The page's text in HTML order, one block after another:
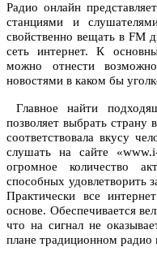
Радио онлайн
станциями и
свойственно вещать в FM
сеть интернет. К
можно отнести
новостями в каком бы
Главное найти
позволяет выбрать страну
соответствовала вкусу
слушать на сайте
огромное количество
способных удовлетворить
Практически все
основе. Обеспечивается
что на сигнал не
плане традиционном радио